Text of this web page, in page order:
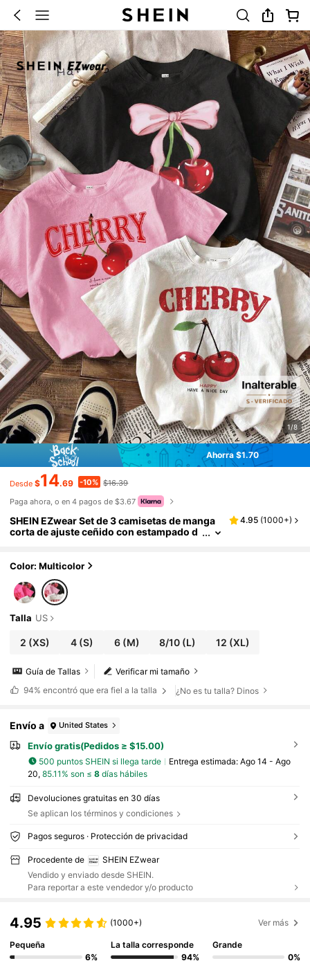
1/8
Ahorra $1.70
Desde $14.69 -10% $16.39
Paga ahora, o en 4 pagos de $3.67
SHEIN EZwear Set de 3 camisetas de manga
corta de ajuste ceñido con estampado d
4.95 (1000+)
Color: Multicolor
Talla US
2 (XS) 4(S) 6(M) 8/10 (L) 12 (XL)
Verificar mi tamaño
Guía de Tallas
94% encontró que era fiel a la talla ¿No es tu talla? Dinos
Envío a United States
Envío gratis(Pedidos ≥ $15.00)
500 puntos SHEIN si llega tarde Entrega estimada: Ago 14 - Ago
20, 85.11% son ≤ 8días hábiles
Devoluciones gratuitas en 30 días
Se aplican los términos y condiciones
Pagos seguros · Protección de privacidad
Procedente de
SHEIN EZwear
Vendido y enviado desde SHEIN.
Para reportar a este vendedor y/o producto
4.95 (1000+) Ver más
Pequeña
6%
La talla corresponde
94%
Grande
0%